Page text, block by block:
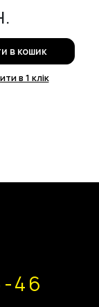
в кошик
в 1 клік
46